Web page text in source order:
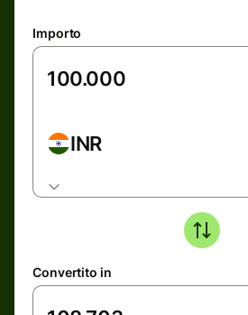
Importo
INR
Convertito in